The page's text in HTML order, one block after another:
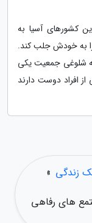
کشورهای آسیا به
به خودش جلب کند.
شلوغی جمعیت یکی
افراد دوست دارند
زندگی »
های رفاهی